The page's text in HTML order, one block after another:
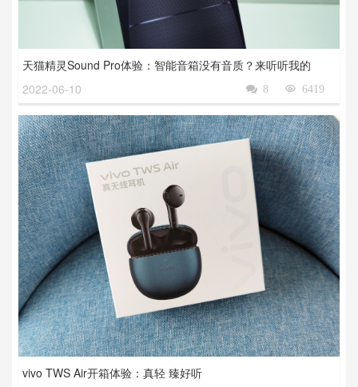
天猫精灵Sound Pro体验：智能音箱没有音质？来听听我的
2022-06-10
6419

8

vivo TWS Air开箱体验：真轻 臻好听